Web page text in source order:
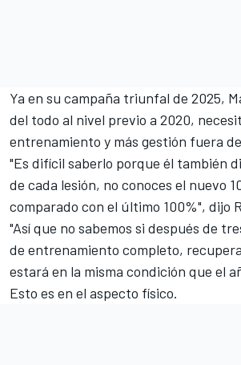
Ya en su campaña triunfal de 2025,
del todo al nivel previo a 2020,
entrenamiento y más gestión fuera
"Es difícil saberlo porque él también
de cada lesión, no conoces el nuevo
comparado con el último 100%", dijo
"Así que no sabemos si después de
de entrenamiento completo,
estará en la misma condición que el
Esto es en el aspecto físico.